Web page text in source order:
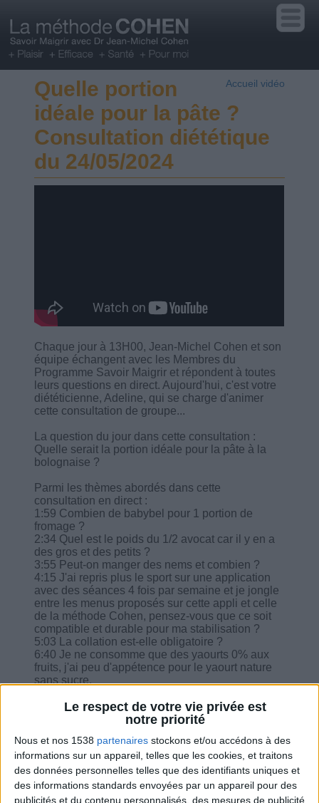
Le respect de votre vie privée est
notre priorité
Nous et nos 1538 partenaires stockons et/ou accédons à des
informations sur un appareil, telles que les cookies, et traitons
des données personnelles telles que des identifiants uniques et
des informations standards envoyées par un appareil pour des
publicités et du contenu personnalisés, des mesures de publicité
Accueil vidéo
Quelle portion
idéale pour la pâte ?
Consultation diététique
du 24/05/2024
Chaque jour à 13H00, Jean-Michel Cohen et son
équipe échangent avec les Membres du
Programme Savoir Maigrir et répondent à toutes
leurs questions en direct. Aujourd'hui, c'est votre
diététicienne, Adeline, qui se charge d'animer
cette consultation de groupe...
La question du jour dans cette consultation :
Quelle serait la portion idéale pour la pâte à la
bolognaise ?
Parmi les thèmes abordés dans cette
consultation en direct :
1:59 Combien de babybel pour 1 portion de
fromage ?
2:34 Quel est le poids du 1/2 avocat car il y en a
des gros et des petits ?
3:55 Peut-on manger des nems et combien ?
4:15 J'ai repris plus le sport sur une application
avec des séances 4 fois par semaine et je jongle
entre les menus proposés sur cette appli et celle
de la méthode Cohen, pensez-vous que ce soit
compatible et durable pour ma stabilisation ?
5:03 La collation est-elle obligatoire ?
6:40 Je ne consomme que des yaourts 0% aux
fruits, j'ai peu d'appétence pour le yaourt nature
sans sucre.
équivalences ?
8:56 Vous m'avez informé que je pouvais prendre
ce que je dois retirer les 60 g de protéines dans
la journée ?
9:41 Combien de calories pour un verre de 1,2 dl
de rosé ?
10:38 Quelle serait la portion idéale pour pâte à